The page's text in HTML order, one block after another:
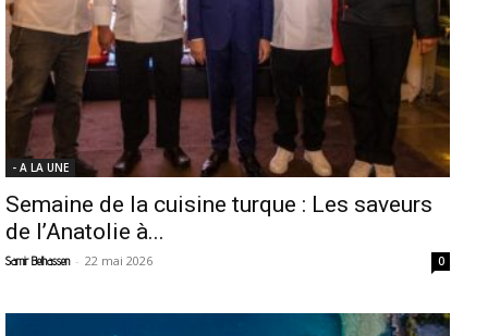
- A LA UNE
Semaine de la cuisine turque : Les saveurs
de l’Anatolie à...
Samir Belhassen - 22 mai 2026 0